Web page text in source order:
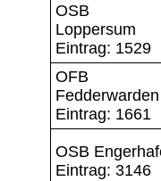
OSB
Loppersum
Eintrag: 1529
OFB
Fedderwarden
Eintrag: 1661
OSB
Eintrag: 3146